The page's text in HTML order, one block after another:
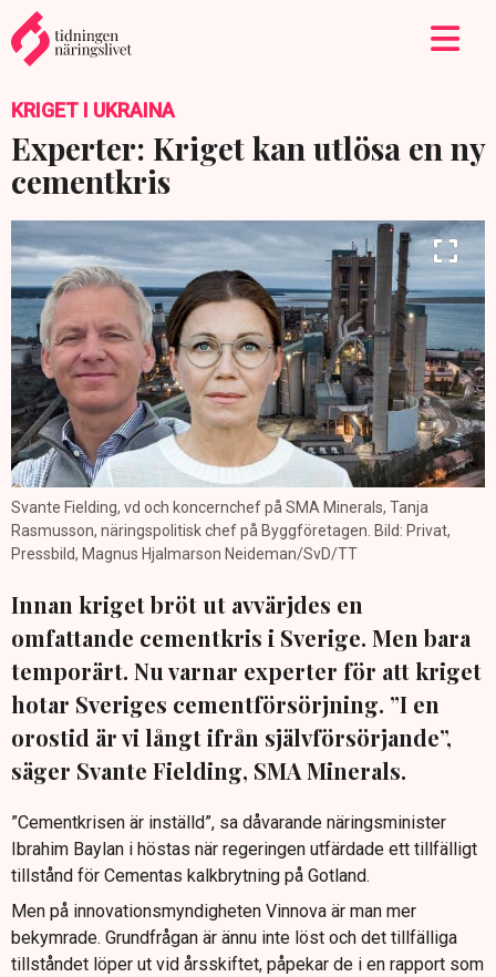
KRIGET I UKRAINA
Experter: Kriget kan utlösa en ny
cementkris
Svante Fielding, vd och koncernchef på SMA Minerals, Tanja
Rasmusson, näringspolitisk chef på Byggföretagen. Bild: Privat,
Pressbild, Magnus Hjalmarson Neideman/SvD/TT
Innan kriget bröt ut avvärjdes en
omfattande cementkris i Sverige. Men bara
temporärt. Nu varnar experter för att kriget
hotar Sveriges cementförsörjning. ”I en
orostid är vi långt ifrån självförsörjande”,
säger Svante Fielding, SMA Minerals.
”Cementkrisen är inställd”, sa dåvarande näringsminister
Ibrahim Baylan i höstas när regeringen utfärdade ett tillfälligt
tillstånd för Cementas kalkbrytning på Gotland.
Men på innovationsmyndigheten Vinnova är man mer
bekymrade. Grundfrågan är ännu inte löst och det tillfälliga
tillståndet löper ut vid årsskiftet, påpekar de i en rapport som